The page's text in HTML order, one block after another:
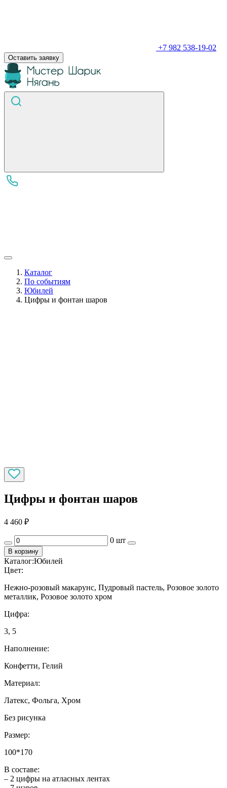
+7 982 538-19-02
Оставить заявку
Каталог
По событиям
Юбилей
Цифры и фонтан шаров
Цифры и фонтан шаров
4 460 ₽
0 шт
В корзину
Каталог:Юбилей
Цвет:
Нежно-розовый макарунс, Пудровый пастель, Розовое золото
металлик, Розовое золото хром
Цифра:
3, 5
Наполнение:
Конфетти, Гелий
Материал:
Латекс, Фольга, Хром
Без рисунка
Размер:
100*170
В составе:
– 2 цифры на атласных лентах